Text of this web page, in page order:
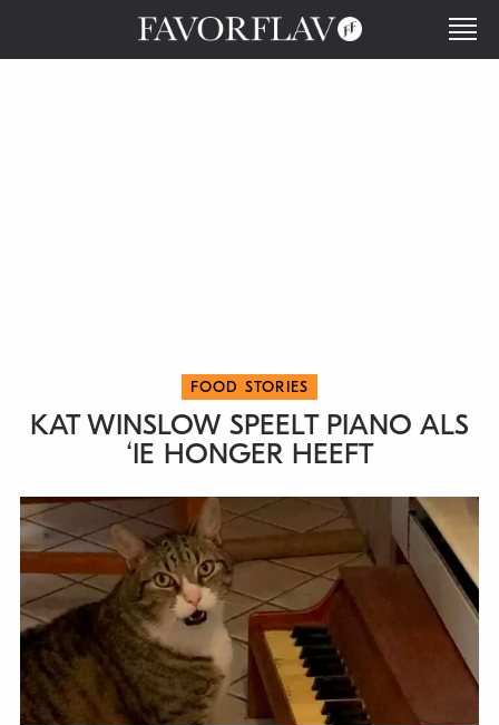
FOOD STORIES
KAT WINSLOW SPEELT PIANO ALS
‘IE HONGER HEEFT